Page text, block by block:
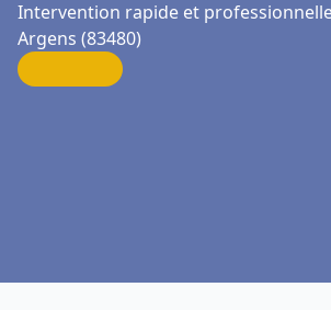
Intervention rapide et
Argens (83480)